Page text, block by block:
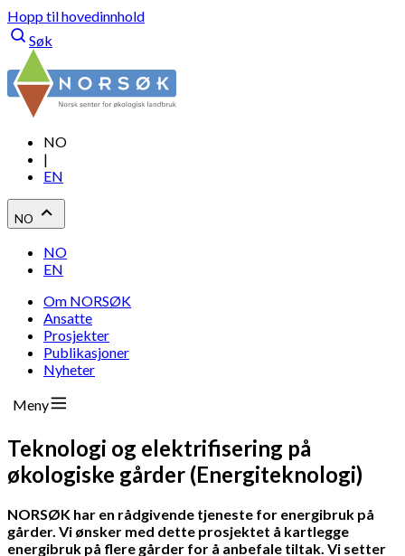
Hopp til hovedinnhold
Søk
NO
|
EN
NO
NO
EN
Om NORSØK
Ansatte
Prosjekter
Publikasjoner
Nyheter
Meny
Teknologi og elektrifisering på
økologiske gårder (Energiteknologi)
NORSØK har en rådgivende tjeneste for energibruk på
gårder. Vi ønsker med dette prosjektet å kartlegge
energibruk på flere gårder for å anbefale tiltak. Vi setter